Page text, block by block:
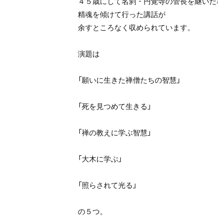
精魂を傾けて行った講話が
余すところなく収められています。
演題は
「願いに生きた禅僧たちの智慧」
「死を見つめて生きる」
「禅の教えに学ぶ智慧」
「大木に学ぶ」
「照らされて光る」
の５つ。